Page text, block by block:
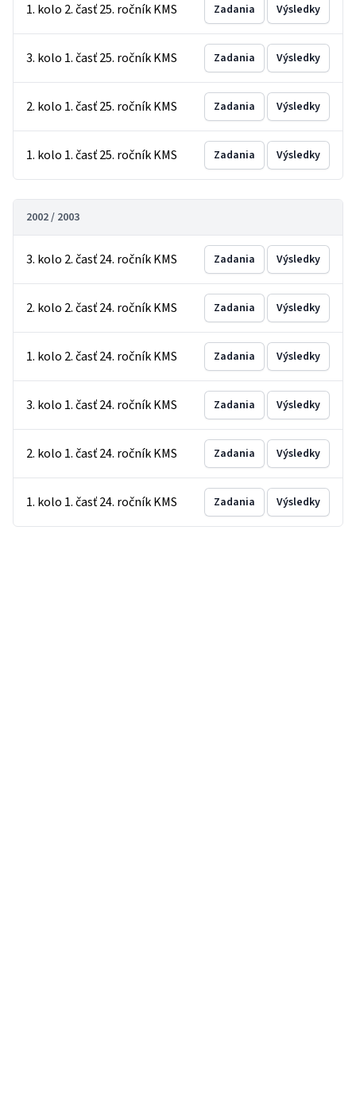
1. kolo 2. časť 25. ročník KMS Zadania Výsledky
3. kolo 1. časť 25. ročník KMS Zadania Výsledky
2. kolo 1. časť 25. ročník KMS Zadania Výsledky
1. kolo 1. časť 25. ročník KMS Zadania Výsledky
2002 / 2003
3. kolo 2. časť 24. ročník KMS Zadania Výsledky
2. kolo 2. časť 24. ročník KMS Zadania Výsledky
1. kolo 2. časť 24. ročník KMS Zadania Výsledky
3. kolo 1. časť 24. ročník KMS Zadania Výsledky
2. kolo 1. časť 24. ročník KMS Zadania Výsledky
1. kolo 1. časť 24. ročník KMS Zadania Výsledky